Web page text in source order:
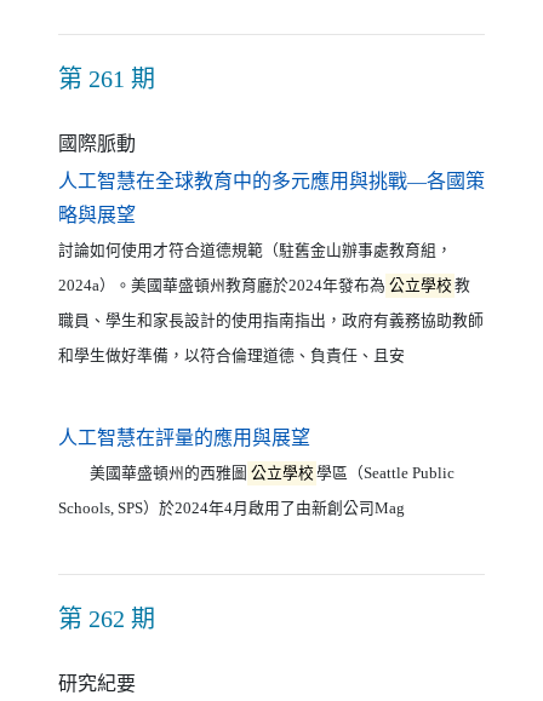
第 261 期
國際脈動
人工智慧在全球教育中的多元應用與挑戰—各國策
略與展望（另開新視窗）
討論如何使用才符合道德規範（駐舊金山辦事處教育組，
2024a）。美國華盛頓州教育廳於2024年發布為 公立學校教
職員、學生和家長設計的使用指南指出，政府有義務協助教師
和學生做好準備，以符合倫理道德、負責任、且安
人工智慧在評量的應用與展望（另開新視窗）
美國華盛頓州的西雅圖 公立學校學區（Seattle Public
Schools, SPS）於2024年4月啟用了由新創公司Mag
第 262 期
研究紀要